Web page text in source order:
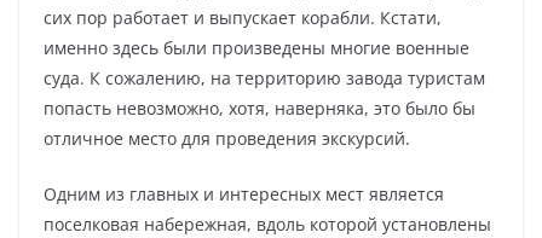
сих пор работает и выпускает корабли. Кстати,
именно здесь были произведены многие военные
суда. К сожалению, на территорию завода туристам
попасть невозможно, хотя, наверняка, это было бы
отличное место для проведения экскурсий.
Одним из главных и интересных мест является
поселковая набережная, вдоль которой установлены